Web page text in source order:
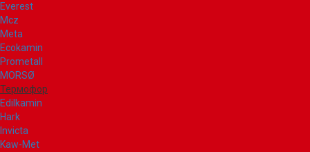
Everest
Mcz
Meta
Ecokamin
Prometall
MORSØ
Термофор
Edilkamin
Hark
Invicta
Kaw-Met